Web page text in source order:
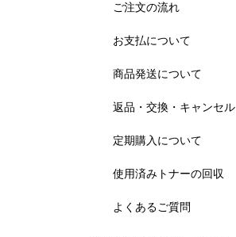
ご注文の流れ
お支払について
商品発送について
返品・交換・キャンセル
定期購入について
使用済みトナーの回収
よくあるご質問